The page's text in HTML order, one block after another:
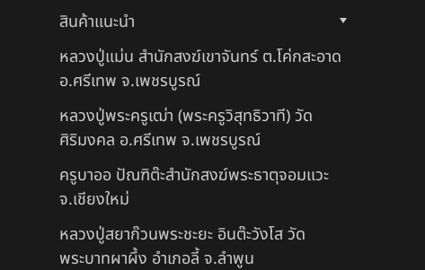
สินค้าแนะนำ
หลวงปู่แม่น สำนักสงฆ์เขาจันทร์ ต.โค่กสะอาด
อ.ศรีเทพ จ.เพชรบูรณ์
หลวงปู่พระครูเฒ่า (พระครูวิสุทธิวาที) วัด
ศิริมงคล อ.ศรีเทพ จ.เพชรบูรณ์
ครูบาออ ปัณฑิต๊ะสำนักสงฆ์พระธาตุจอมแวะ
จ.เชียงใหม่
หลวงปู่สยาก๊วนพระชะยะ อินต๊ะวังโส วัด
พระบาทผาผึ้ง อำเภอลี้ จ.ลำพูน